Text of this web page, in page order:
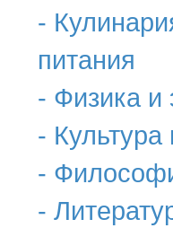
-
питания
- Физика и
- Культура
-
-